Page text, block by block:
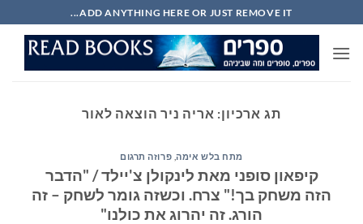
to
content
ADD ANYTHING HERE OR JUST REMOVE IT...
תג ארכיון: אריה ניר הוצאה לאור
מתח בלש אימה, פרוזה תרגום
קיפאון סופני מאת לינקולן צ'יילד / "הדבר
הזה משחק בך!" צרח. וכשזה גומר לשחק – זה
הורג. זה יהרוג את כולנו"